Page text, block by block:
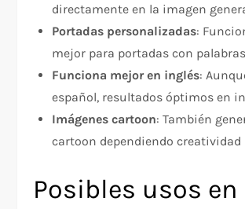
directamente en la imagen
Portadas personalizadas:
mejor para portadas con
Funciona mejor en inglés:
español, resultados óptimos en
Imágenes cartoon: También
cartoon dependiendo creatividad
Posibles usos en